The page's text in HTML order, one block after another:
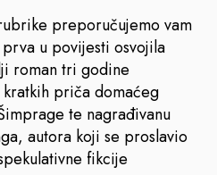
preporučujemo vam
u povijesti osvojila
roman tri godine
priča domaćeg
te nagrađivanu
autora koji se proslavio
fikcije